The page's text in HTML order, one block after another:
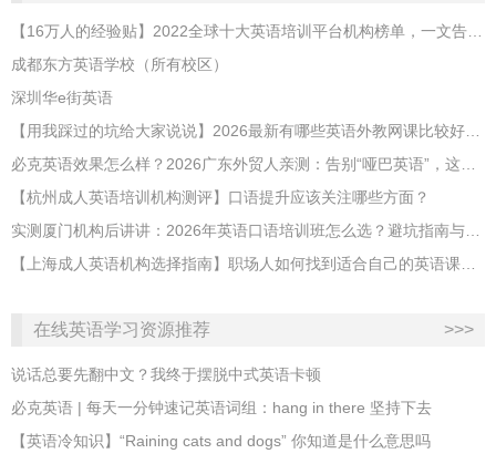
【16万人的经验贴】2022全球十大英语培训平台机构榜单，一文告诉你
成都东方英语学校（所有校区）
深圳华e街英语
【用我踩过的坑给大家说说】2026最新有哪些英语外教网课比较好？哪家性价比高？
必克英语效果怎么样？2026广东外贸人亲测：告别“哑巴英语”，这才是成年人最高效的自救指南！
【杭州成人英语培训机构测评】口语提升应该关注哪些方面？
实测厦门机构后讲讲：2026年英语口语培训班怎么选？避坑指南与高效学习新范式
【上海成人英语机构选择指南】职场人如何找到适合自己的英语课程？
在线英语学习资源推荐 >>>
说话总要先翻中文？我终于摆脱中式英语卡顿
必克英语 | 每天一分钟速记英语词组：hang in there 坚持下去
​【英语冷知识】“Raining cats and dogs” 你知道是什么意思吗